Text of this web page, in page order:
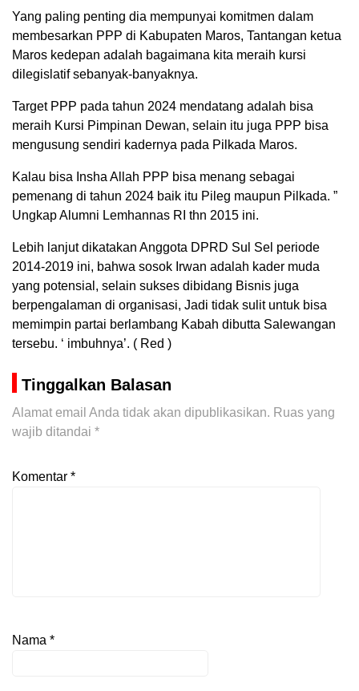
Yang paling penting dia mempunyai komitmen dalam
membesarkan PPP di Kabupaten Maros, Tantangan ketua
Maros kedepan adalah bagaimana kita meraih kursi
dilegislatif sebanyak-banyaknya.
Target PPP pada tahun 2024 mendatang adalah bisa
meraih Kursi Pimpinan Dewan, selain itu juga PPP bisa
mengusung sendiri kadernya pada Pilkada Maros.
Kalau bisa Insha Allah PPP bisa menang sebagai
pemenang di tahun 2024 baik itu Pileg maupun Pilkada. ”
Ungkap Alumni Lemhannas RI thn 2015 ini.
Lebih lanjut dikatakan Anggota DPRD Sul Sel periode
2014-2019 ini, bahwa sosok Irwan adalah kader muda
yang potensial, selain sukses dibidang Bisnis juga
berpengalaman di organisasi, Jadi tidak sulit untuk bisa
memimpin partai berlambang Kabah dibutta Salewangan
tersebu. ‘ imbuhnya’. ( Red )
Tinggalkan Balasan
Alamat email Anda tidak akan dipublikasikan. Ruas yang
wajib ditandai *
Komentar *
Nama *